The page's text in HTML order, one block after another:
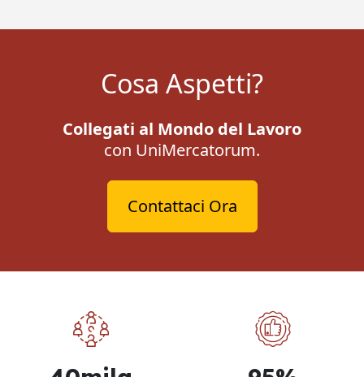
Cosa Aspetti?
Collegati al Mondo del Lavoro
con UniMercatorum.
Contattaci Ora